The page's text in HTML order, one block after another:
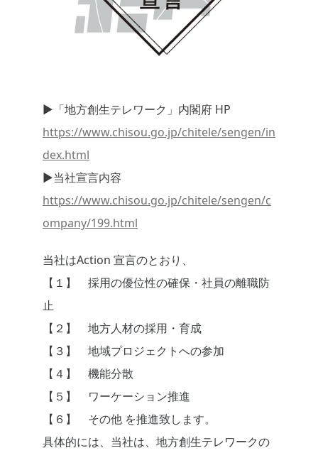
▶「地方創生テレワーク」内閣府 HP
https://www.chisou.go.jp/chitele/sengen/in
dex.html
▶当社宣言内容
https://www.chisou.go.jp/chitele/sengen/c
ompany/199.html
当社はAction 宣言のとおり、
【１】 採用の優位性の確保・社員の離職防
止
【２】 地方人材の採用・育成
【３】 地域プロジェクトへの参加
【４】 機能分散
【５】 ワーケーション推進
【６】 その他 を推進致します。
具体的には、当社は、地方創生テレワークの